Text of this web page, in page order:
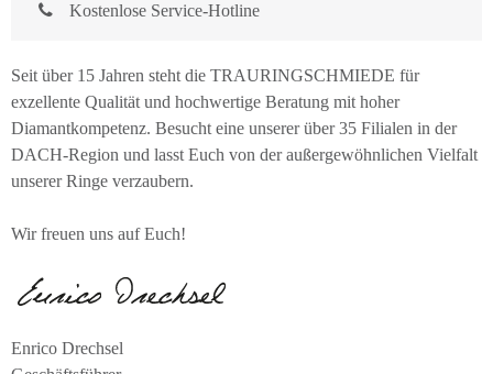
Kostenlose Service-Hotline
Seit über 15 Jahren steht die TRAURINGSCHMIEDE für
exzellente Qualität und hochwertige Beratung mit hoher
Diamantkompetenz. Besucht eine unserer über 35 Filialen in der
DACH-Region und lasst Euch von der außergewöhnlichen Vielfalt
unserer Ringe verzaubern.
Wir freuen uns auf Euch!
Enrico Drechsel